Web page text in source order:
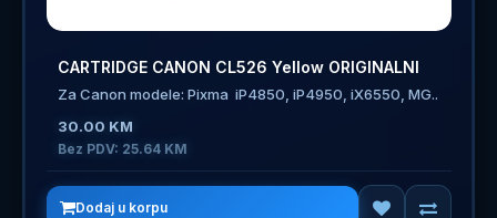
CARTRIDGE CANON CL526 Yellow ORIGINALNI
Za Canon modele: Pixma iP4850, iP4950, iX6550, MG..
30.00 KM
Bez PDV: 25.64 KM
Dodaj u korpu